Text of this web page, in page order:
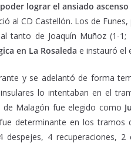
lograr el ansiado
al CD Castellón. Los de
tanto de Joaquín Muñoz (1-
en La Rosaleda e instauró el
y se adelantó de forma
lo intentaban en el
Malagón fue elegido como
determinante en los
despejes, 4 recuperaciones,